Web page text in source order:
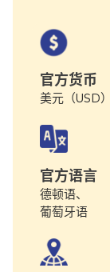
官方货币
美元（USD）
官方语言
德顿语、
葡萄牙语